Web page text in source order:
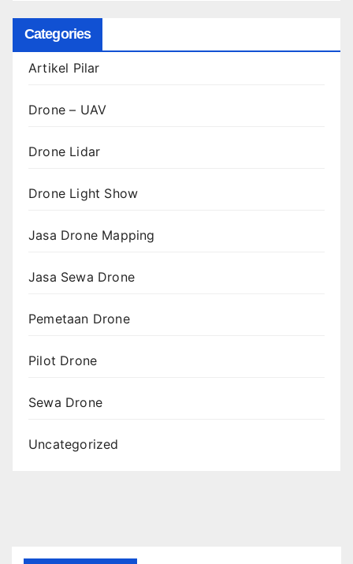
Categories
Artikel Pilar
Drone – UAV
Drone Lidar
Drone Light Show
Jasa Drone Mapping
Jasa Sewa Drone
Pemetaan Drone
Pilot Drone
Sewa Drone
Uncategorized